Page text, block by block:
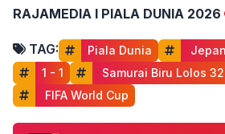
RAJAMEDIA I PIALA DUNIA 2026
TAG: Piala Dunia
1 - 1
Samurai Biru Lolos
FIFA World Cup